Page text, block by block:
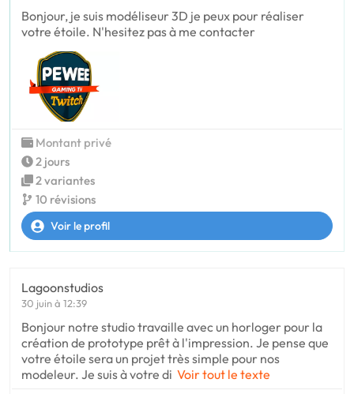
Bonjour, je suis modéliseur 3D je peux pour réaliser
votre étoile. N'hesitez pas à me contacter
Montant privé
2 jours
2 variantes
10 révisions
Voir le profil
Lagoonstudios
30 juin à 12:39
Bonjour notre studio travaille avec un horloger pour la
création de prototype prêt à l'impression. Je pense que
votre étoile sera un projet très simple pour nos
modeleur. Je suis à votre di Voir tout le texte